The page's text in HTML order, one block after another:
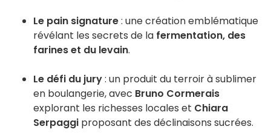
Le pain signature: une création emblématique
révélant les secrets de la fermentation, des
farines et du levain.
Le défi du jury: un produit du terroir à sublimer
en boulangerie, avec Bruno Cormerais
explorant les richesses locales et Chiara
Serpaggi proposant des déclinaisons sucrées.